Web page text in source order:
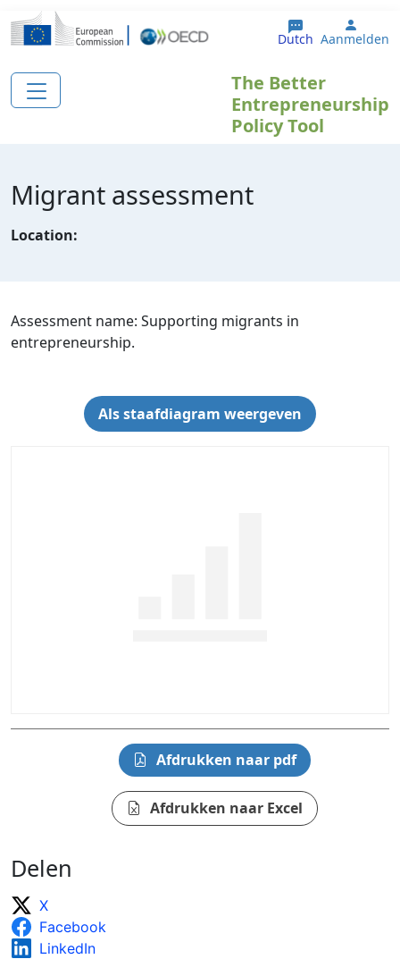
Overslaan en naar de inhoud gaan
Dutch User
Aanmelden
The Better
Entrepreneurship
Policy Tool
Migrant assessment
Location:
Assessment name: Supporting migrants in
entrepreneurship.
Als staafdiagram weergeven
Afdrukken naar pdf
Afdrukken naar Excel
Delen
X
Facebook
LinkedIn